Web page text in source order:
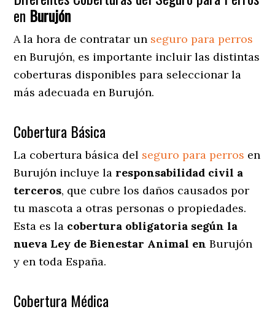
en Burujón
A la hora de contratar un seguro para perros
en Burujón, es importante incluir las distintas
coberturas disponibles para seleccionar la
más adecuada en Burujón.
Cobertura Básica
La cobertura básica del seguro para perros en
Burujón incluye la responsabilidad civil a
terceros, que cubre los daños causados por
tu mascota a otras personas o propiedades.
Esta es la cobertura obligatoria según la
nueva Ley de Bienestar Animal enBurujón
y en toda España.
Cobertura Médica